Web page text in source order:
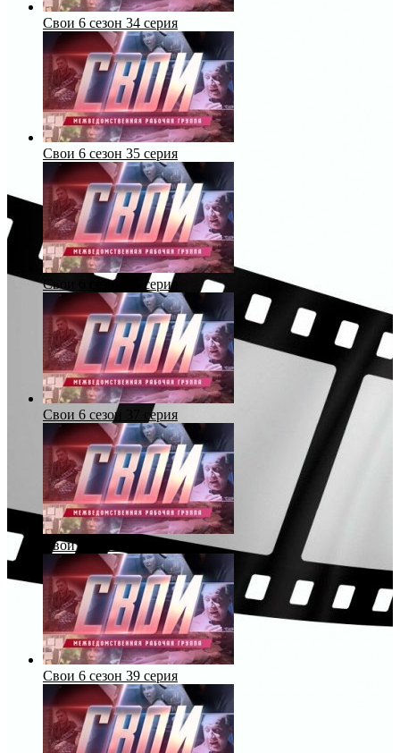
Свои 6 сезон 34 серия
Свои 6 сезон 35 серия
Свои 6 сезон 36 серия
Свои 6 сезон 37 серия
Свои 6 сезон 38 серия
Свои 6 сезон 39 серия